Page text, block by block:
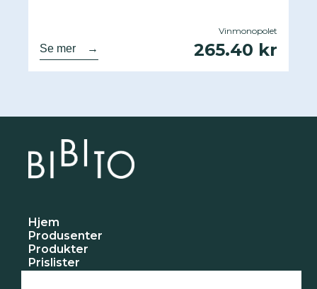
Se mer →
Vinmonopolet
265.40 kr
Hjem
Produsenter
Produkter
Prislister